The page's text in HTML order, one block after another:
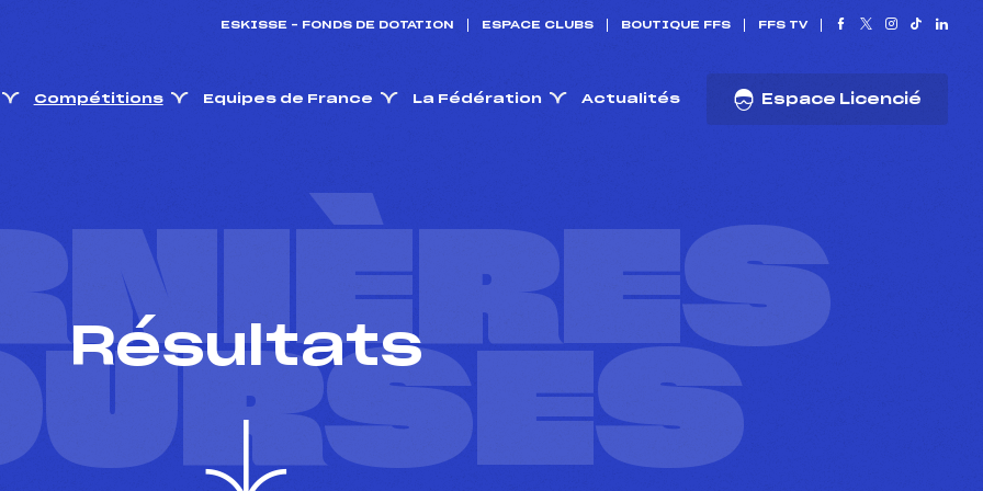
ESKISSE – FONDS DE DOTATION ESPACE CLUBS BOUTIQUE FFS FFS TV
Compétitions Equipes de France La Fédération Actualités Espace Licencié
Résultats